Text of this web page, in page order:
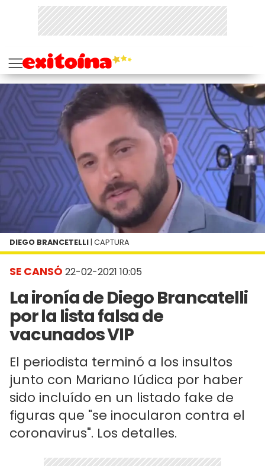
SE CANSÓ 22-02-2021 10:05
La ironía de Diego Brancatelli
por la lista falsa de
vacunados VIP
El periodista terminó a los insultos
junto con Mariano Iúdica por haber
sido incluído en un listado fake de
figuras que "se inocularon contra el
coronavirus". Los detalles.
DIEGO BRANCETELLI | CAPTURA